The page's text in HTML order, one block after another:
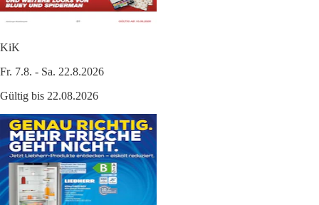
KiK
Fr. 7.8. - Sa. 22.8.2026
Gültig bis 22.08.2026